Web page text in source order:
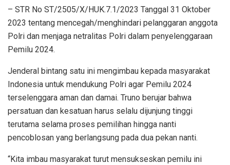
– STR No ST/2505/X/HUK.7.1/2023 Tanggal 31 Oktober
2023 tentang mencegah/menghindari pelanggaran anggota
Polri dan menjaga netralitas Polri dalam penyelenggaraan
Pemilu 2024.
Jenderal bintang satu ini mengimbau kepada masyarakat
Indonesia untuk mendukung Polri agar Pemilu 2024
terselenggara aman dan damai. Truno berujar bahwa
persatuan dan kesatuan harus selalu dijunjung tinggi
terutama selama proses pemilihan hingga nanti
pencoblosan yang berlangsung pada dua pekan nanti.
“Kita imbau masyarakat turut mensukseskan pemilu ini